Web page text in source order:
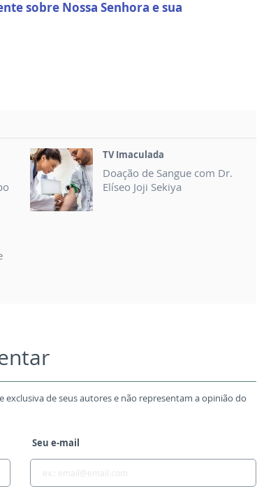
sobre Nossa Senhora e sua
TV Imaculada
Doação de Sangue com Dr.
Elíseo Joji Sekiya
de seus autores e não representam a opinião do
Seu e-mail